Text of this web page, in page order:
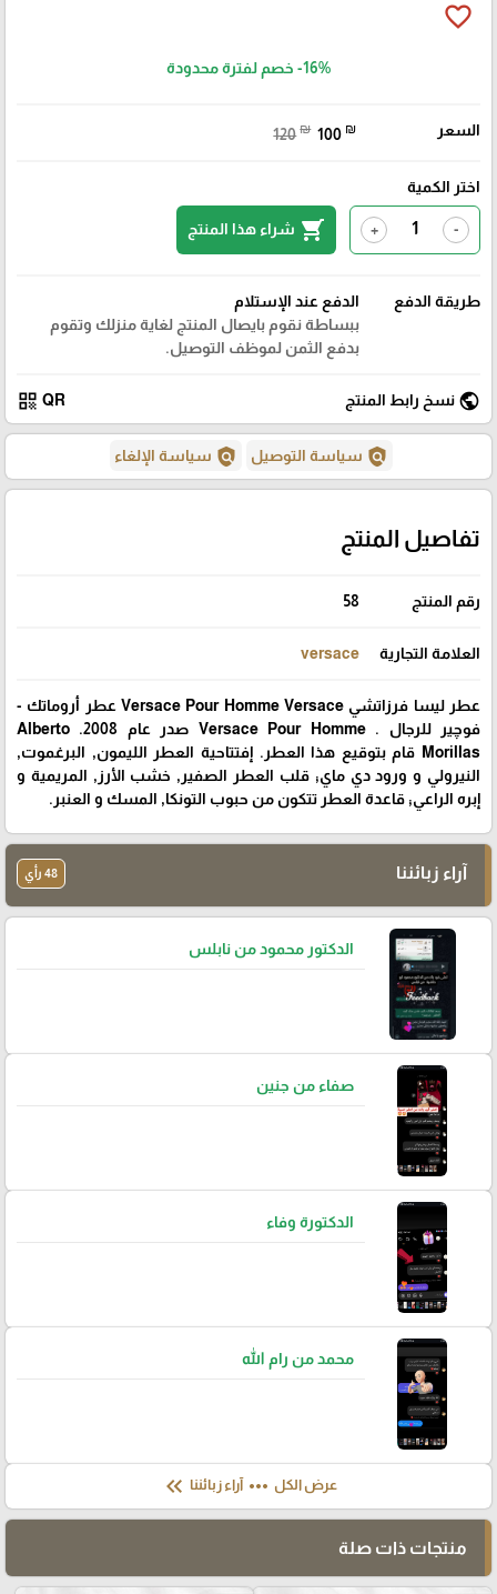
favorite_border
-16% خصم لفترة محدودة
السعر 120 ₪ 100 ₪
اختر الكمية
-
+
shopping_cart شراء هذا المنتج
طريقة الدفع
الدفع عند الإستلام
ببساطة نقوم بايصال المنتج لغاية منزلك وتقوم
بدفع الثمن لموظف التوصيل.
public نسخ رابط المنتج QR
qr_code
policy سياسة التوصيل policy سياسة الإلغاء
تفاصيل المنتج
رقم المنتج 58
العلامة التجارية versace
عطر ليسا فرزاتشي Versace Pour Homme Versace عطر أروماتك -
فوچير للرجال . Versace Pour Homme صدر عام 2008. Alberto
Morillas قام بتوقيع هذا العطر. إفتتاحية العطر الليمون, البرغموت,
النيرولي و ورود دي ماي; قلب العطر الصفير, خشب الأرز, المريمية و
إبره الراعي; قاعدة العطر تتكون من حبوب التونكا, المسك و العنبر.
آراء زبائننا 48 رأي
الدكتور محمود من نابلس
صفاء من جنين
الدكتورة وفاء
محمد من رام الله
عرض الكل more_horiz آراء زبائننا keyboard_double_arrow_left
منتجات ذات صلة